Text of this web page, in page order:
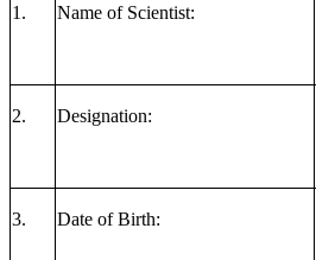
1. Name of Scientist:
2. Designation:
3. Date of Birth: